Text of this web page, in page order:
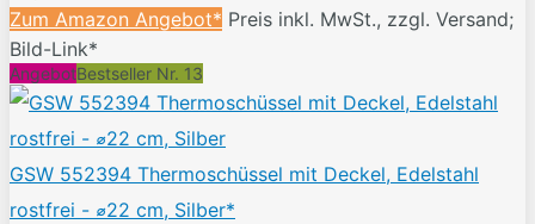
Zum Amazon Angebot* Preis inkl. MwSt., zzgl. Versand;
Bild-Link*
AngebotBestseller Nr. 13
GSW 552394 Thermoschüssel mit Deckel, Edelstahl
rostfrei - ⌀22 cm, Silber*